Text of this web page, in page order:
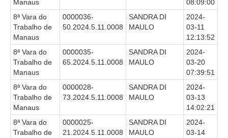
Manaus
08:09:00
8ª Vara do
Trabalho de
Manaus
0000036-
50.2024.5.11.0008
SANDRA DI
MAULO
2024-
03-11
12:13:52
8ª Vara do
Trabalho de
Manaus
0000035-
65.2024.5.11.0008
SANDRA DI
MAULO
2024-
03-20
07:39:51
8ª Vara do
Trabalho de
Manaus
0000028-
73.2024.5.11.0008
SANDRA DI
MAULO
2024-
03-13
14:02:21
8ª Vara do
Trabalho de
0000025-
21.2024.5.11.0008
SANDRA DI
MAULO
2024-
03-14